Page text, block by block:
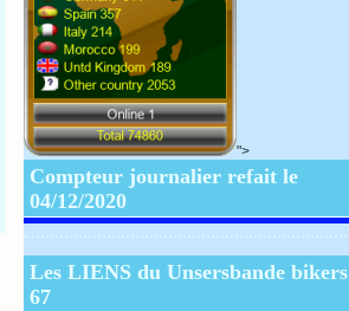
">
Compteur journalier refait le
04/12/2020
Les LIENS du Unsersbande bikers
67